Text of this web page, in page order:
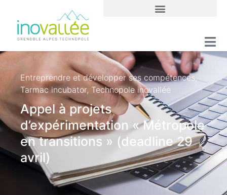
Entreprendre et développer ses compétences,
Tarmac incubator, Technopole inovallée
Appel à projets
d’expérimentation « Métropole
en transitions » (deadline 29
avril)